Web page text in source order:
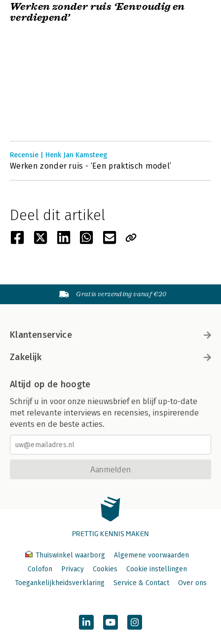
Werken zonder ruis ‘Eenvoudig en
verdiepend’
Recensie | Henk Jan Kamsteeg
Werken zonder ruis - ‘Een praktisch model’
Deel dit artikel
Gratis verzending vanaf €20
Klantenservice
Zakelijk
Altijd op de hoogte
Schrijf u in voor onze nieuwsbrief en blijf up-to-date
met relevante interviews en recensies, inspirerende
events en de beste acties.
Aanmelden
PRETTIG KENNIS MAKEN
Thuiswinkel waarborg
Algemene voorwaarden
Colofon
Privacy Cookies
Cookie instellingen
Toegankelijkheidsverklaring
Service & Contact Over ons